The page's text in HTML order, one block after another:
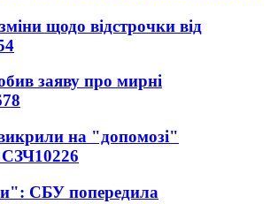
щодо відстрочки від
заяву про мирні
на "допомозі"
СЗЧ10226
СБУ попередила